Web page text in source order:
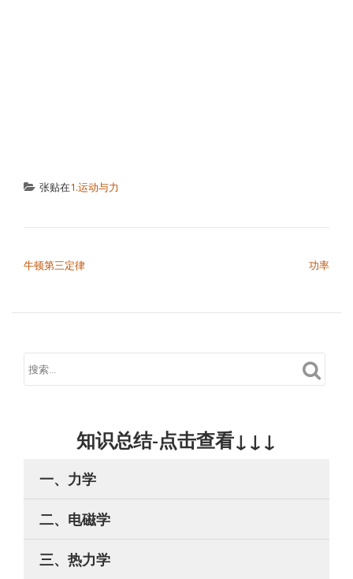
张贴在1.运动与力
牛顿第三定律 功率
知识总结-点击查看↓↓↓
一、力学
二、电磁学
三、热力学